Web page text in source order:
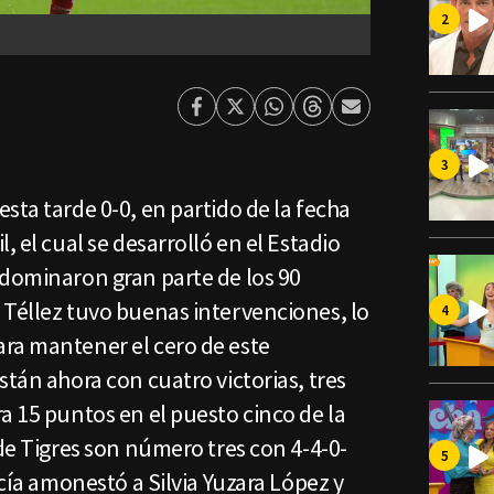
Facebook
TwitterWhatsapp
ThreadsEnviar
tarde 0-0, en partido de la fecha
el cual se desarrolló en el Estadio
gran parte de los 90
tuvo buenas intervenciones, lo
mantener el cero de este
ahora con cuatro victorias, tres
15 puntos en el puesto cinco de la
Tigres son número tres con 4-4-0-
amonestó a Silvia Yuzara López y